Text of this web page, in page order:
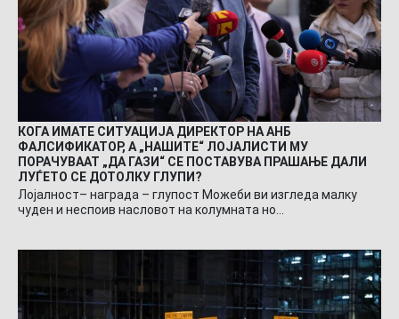
КОГА ИМАТЕ СИТУАЦИЈА ДИРЕКТОР НА АНБ
ФАЛСИФИКАТОР, А „НАШИТЕ“ ЛОЈАЛИСТИ МУ
ПОРАЧУВААТ „ДА ГАЗИ“ СЕ ПОСТАВУВА ПРАШАЊЕ ДАЛИ
ЛУЃЕТО СЕ ДОТОЛКУ ГЛУПИ?
Лојалност– награда – глупост Можеби ви изгледа малку
чуден и неспоив насловот на колумната но…